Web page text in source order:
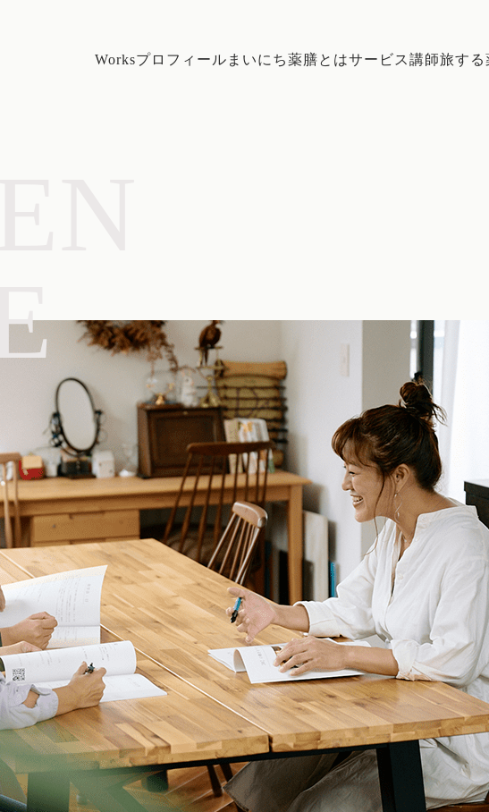
Worksプロフィール まいにち薬膳とはサービス講師旅する